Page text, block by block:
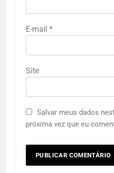
E-mail *
Site
Salvar meus dados
próxima vez que eu